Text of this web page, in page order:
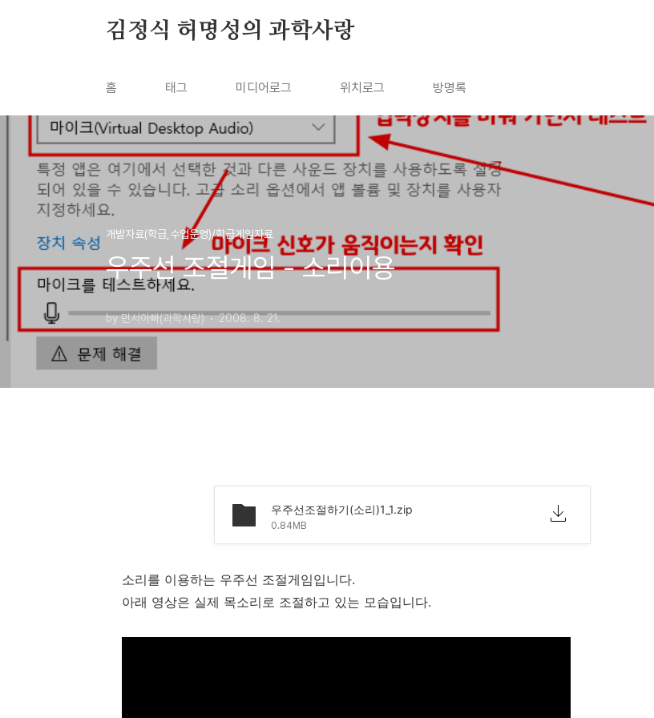
김정식 허명성의 과학사랑
홈 태그 미디어로그 위치로그 방명록
개발자료(학급,수업운영)/학급게임자료
우주선 조절게임 - 소리이용
by 민서아빠(과학사랑) 2008. 8. 21.
우주선조절하기(소리)1_1.zip
0.84MB
소리를 이용하는 우주선 조절게임입니다.
아래 영상은 실제 목소리로 조절하고 있는 모습입니다.